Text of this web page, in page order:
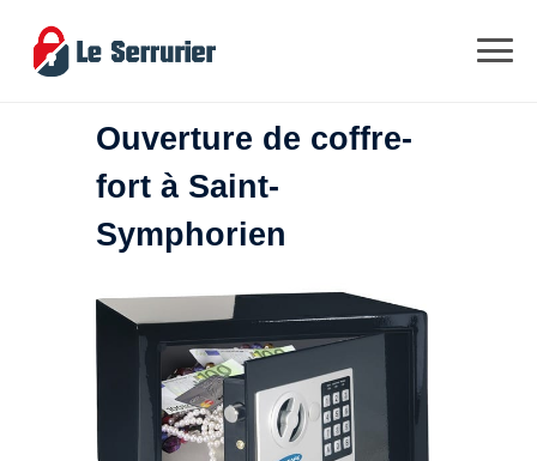
Ouverture de coffre-
fort à Saint-
Symphorien